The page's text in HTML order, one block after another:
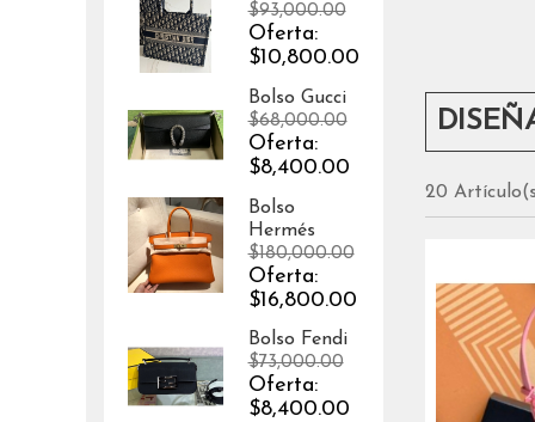
$93,000.00
Oferta:
$10,800.00
Bolso Gucci
$68,000.00
Oferta:
$8,400.00
Bolso
Hermés
$180,000.00
Oferta:
$16,800.00
Bolso Fendi
$73,000.00
Oferta:
$8,400.00
20